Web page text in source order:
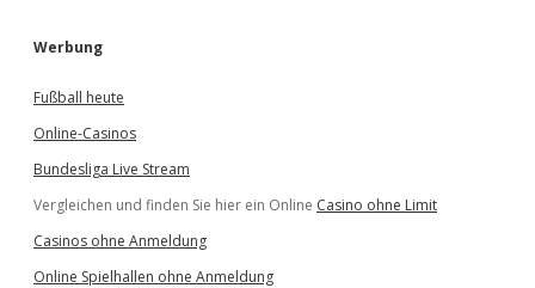
Werbung
Fußball heute
Online-Casinos
Bundesliga Live Stream
Vergleichen und finden Sie hier ein Online Casino ohne Limit
Casinos ohne Anmeldung
Online Spielhallen ohne Anmeldung